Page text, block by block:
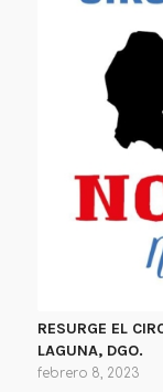
RESURGE EL
LAGUNA, DGO.
febrero 8, 2023